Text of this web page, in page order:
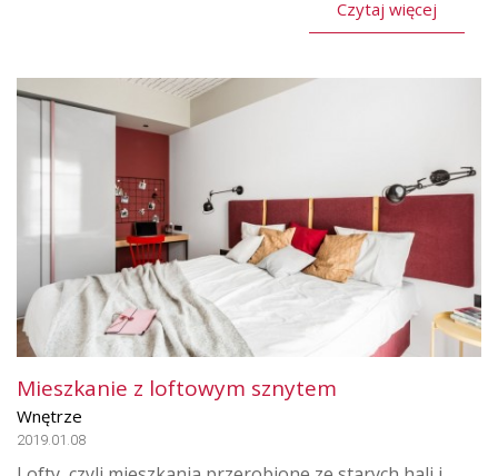
Czytaj więcej
Mieszkanie z loftowym sznytem
Wnętrze
2019.01.08